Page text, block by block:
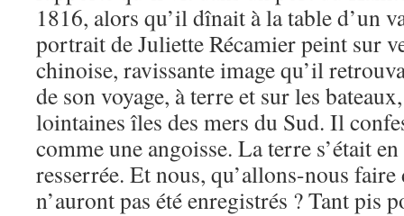
1816, alors qu’il dînait à la table d’un
portrait de Juliette Récamier peint sur
chinoise, ravissante image qu’il
de son voyage, à terre et sur les
lointaines îles des mers du Sud. Il
comme une angoisse. La terre s’était
resserrée. Et nous, qu’allons-nous
n’auront pas été enregistrés ? Tant pis